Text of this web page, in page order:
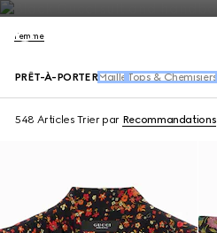
Femme
PRÊT-À-PORTERMaille Tops & Chemisiers
548 Articles Trier par Recommandations